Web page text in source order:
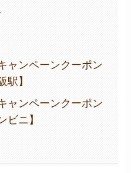
ャンペーンクーポン
駅】
ャンペーンクーポン
ビニ】